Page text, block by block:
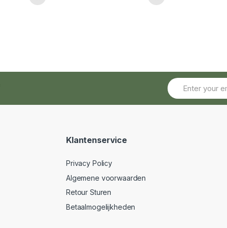
Klantenservice
Privacy Policy
Algemene voorwaarden
Retour Sturen
Betaalmogelijkheden